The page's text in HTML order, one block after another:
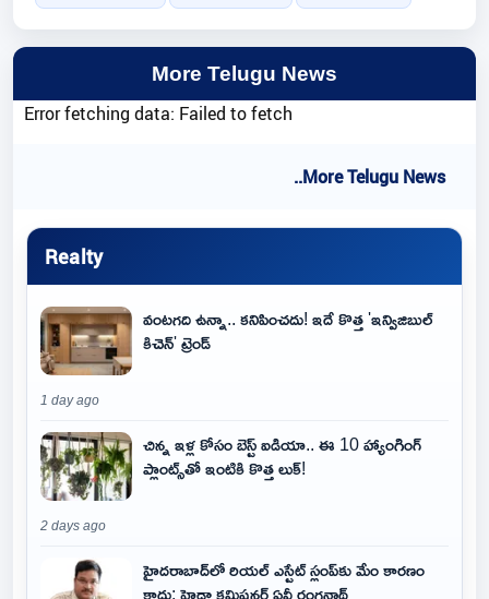
More Telugu News
Error fetching data: Failed to fetch
..More Telugu News
Realty
వంటగది ఉన్నా.. కనిపించదు! ఇదే కొత్త 'ఇన్విజిబుల్
కిచెన్' ట్రెండ్
1 day ago
చిన్న ఇళ్ల కోసం బెస్ట్ ఐడియా.. ఈ 10 హ్యాంగింగ్
ప్లాంట్స్‌తో ఇంటికి కొత్త లుక్!
2 days ago
హైదరాబాద్‌లో రియల్ ఎస్టేట్ స్లంప్‌కు మేం కారణం